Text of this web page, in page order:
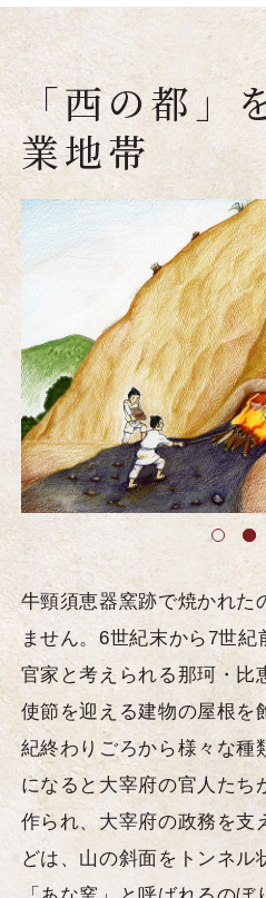
「西の都」
業地帯
牛頸須恵器窯跡で焼かれた
ません。6世紀末から7世
官家と考えられる那珂・比
使節を迎える建物の屋根を
紀終わりごろから様々な種
になると大宰府の官人たち
作られ、大宰府の政務を支
どは、山の斜面をトンネル